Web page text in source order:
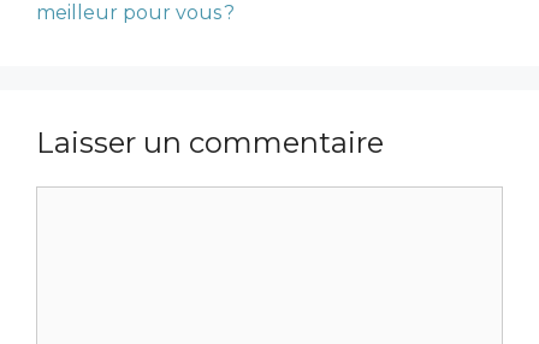
meilleur pour vous ?
Laisser un commentaire